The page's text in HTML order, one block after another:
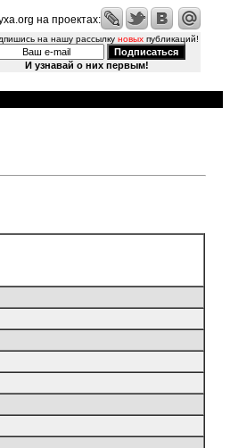
на проектах:
на нашу рассылку новыхпубликаций!
И узнавай о них первым!